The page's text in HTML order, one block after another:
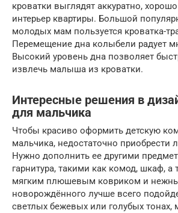
кроватки выглядят аккуратно,
интерьер квартиры. Большой
молодых мам пользуется кроватка-
Перемещение дна колыбели радует
Высокий уровень дна позволяет
извлечь малыша из кроватки.
Интересные решения в
для мальчика
Чтобы красиво оформить детскую
мальчика, недостаточно приобрести
Нужно дополнить ее другими
гарнитура, такими как комод, шкаф,
мягким плюшевым ковриком и
новорождённого лучше всего
светлых бежевых или голубых тонах,